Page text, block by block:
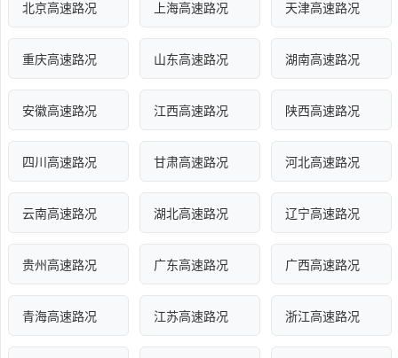
北京高速路况 上海高速路况 天津高速路况
重庆高速路况 山东高速路况 湖南高速路况
安徽高速路况 江西高速路况 陕西高速路况
四川高速路况 甘肃高速路况 河北高速路况
云南高速路况 湖北高速路况 辽宁高速路况
贵州高速路况 广东高速路况 广西高速路况
青海高速路况 江苏高速路况 浙江高速路况